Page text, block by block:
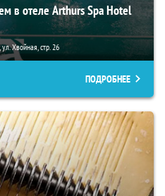
в отеле Arthurs Spa Hotel
Хвойная, стр. 26
ПОДРОБНЕЕ